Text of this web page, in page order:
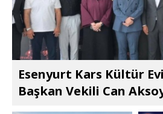
Esenyurt Kars Kültür
Başkan Vekili Can